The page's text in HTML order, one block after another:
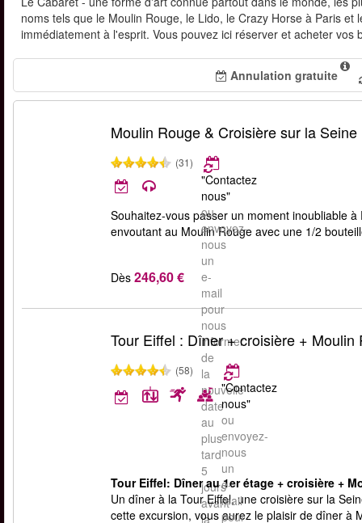
noms tels que le Moulin Rouge, le Lido, le Crazy Horse à Paris
immédiatement à l'esprit. Vous pouvez ici réserver et acheter vos
Annulation gratuite
Moulin Rouge & Croisière sur la Seine
(31)
"Contactez
nous"
ou
envoyez-
nous
un
e-
mail
pour
nous
informer
de
la
nouvelle
date
au
plus
tard
5
jours
avant
la
Souhaitez-vous passer un moment inoubliable
envoutant au Moulin Rouge avec une 1/2
Dès 246,60 €
Tour Eiffel : Dîner + croisière + Moulin
(58)
"Contactez
nous"
ou
envoyez-
nous
un
e-
mail
pour
Tour Eiffel: Dîner au 1er étage + croisière +
Un dîner à la Tour Eiffel, une croisière sur la
cette excursion, vous aurez le plaisir de dîner à